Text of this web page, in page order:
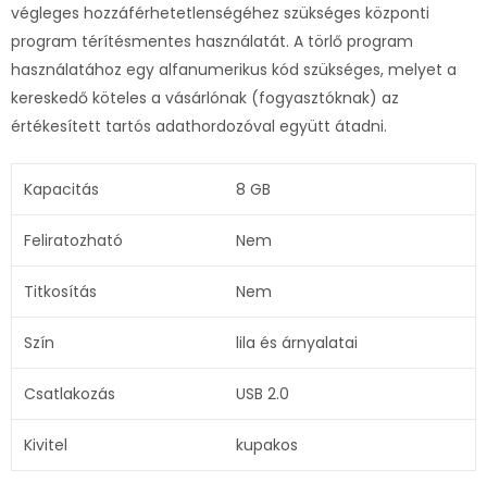
végleges hozzáférhetetlenségéhez szükséges központi
program térítésmentes használatát. A törlő program
használatához egy alfanumerikus kód szükséges, melyet a
kereskedő köteles a vásárlónak (fogyasztóknak) az
értékesített tartós adathordozóval együtt átadni.
Kapacitás 8 GB
Feliratozható Nem
Titkosítás Nem
Szín lila és árnyalatai
Csatlakozás USB 2.0
Kivitel kupakos